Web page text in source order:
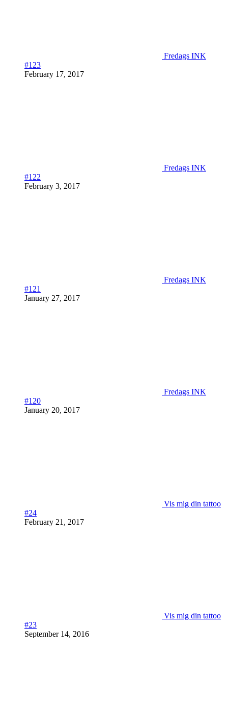
Fredags INK
#123
February 17, 2017
Fredags INK
#122
February 3, 2017
Fredags INK
#121
January 27, 2017
Fredags INK
#120
January 20, 2017
Vis mig din tattoo
#24
February 21, 2017
Vis mig din tattoo
#23
September 14, 2016